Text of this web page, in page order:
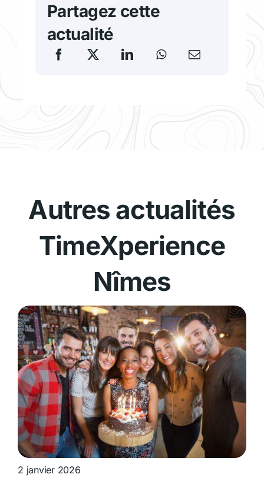
Partagez cette
actualité
Autres actualités
TimeXperience
Nîmes
2 janvier 2026